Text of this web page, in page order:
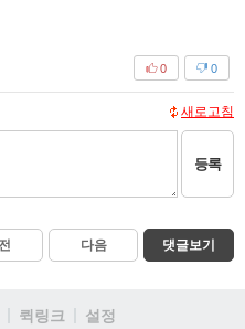
0
0
새로고침
등록
다음 댓글보기
퀵링크
설정